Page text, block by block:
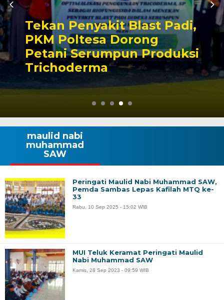
Prabasa : DPRD Kalbar
Dukung Transportasi
Online Anak Kalbar, “Kite
Antar”
maulid nabi
muhammad
SAW
Peringati Maulid Nabi Muhammad SAW,
Pemda Sambas Lepas Kafilah MTQ ke-
33
Rabu, 10 Sep 2025 - 15:02 WIB
MUI Teluk Keramat Peringati Maulid
Nabi Muhammad SAW
Kamis, 28 Sep 2023 - 09:59 WIB